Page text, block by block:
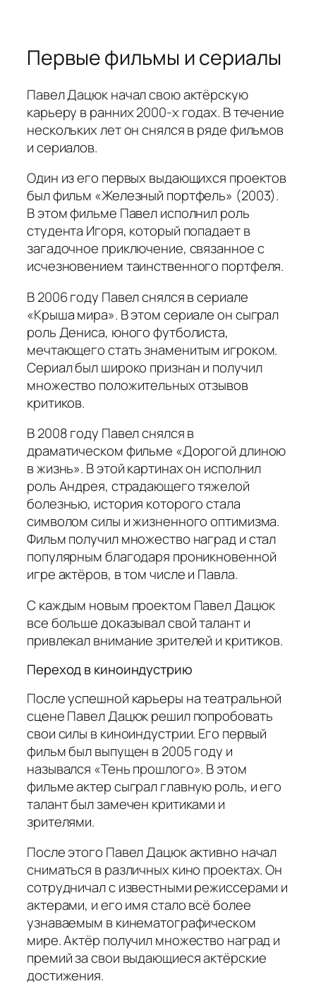
Первые фильмы и сериалы
Павел Дацюк начал свою актёрскую
карьеру в ранних 2000-х годах. В течение
нескольких лет он снялся в ряде фильмов
и сериалов.
Один из его первых выдающихся проектов
был фильм «Железный портфель» (2003).
В этом фильме Павел исполнил роль
студента Игоря, который попадает в
загадочное приключение, связанное с
исчезновением таинственного портфеля.
В 2006 году Павел снялся в сериале
«Крыша мира». В этом сериале он сыграл
роль Дениса, юного футболиста,
мечтающего стать знаменитым игроком.
Сериал был широко признан и получил
множество положительных отзывов
критиков.
В 2008 году Павел снялся в
драматическом фильме «Дорогой длиною
в жизнь». В этой картинах он исполнил
роль Андрея, страдающего тяжелой
болезнью, история которого стала
символом силы и жизненного оптимизма.
Фильм получил множество наград и стал
популярным благодаря проникновенной
игре актёров, в том числе и Павла.
С каждым новым проектом Павел Дацюк
все больше доказывал свой талант и
привлекал внимание зрителей и критиков.
Переход в киноиндустрию
После успешной карьеры на театральной
сцене Павел Дацюк решил попробовать
свои силы в киноиндустрии. Его первый
фильм был выпущен в 2005 году и
назывался «Тень прошлого». В этом
фильме актер сыграл главную роль, и его
талант был замечен критиками и
зрителями.
После этого Павел Дацюк активно начал
сниматься в различных кино проектах. Он
сотрудничал с известными режиссерами и
актерами, и его имя стало всё более
узнаваемым в кинематографическом
мире. Актёр получил множество наград и
премий за свои выдающиеся актёрские
достижения.